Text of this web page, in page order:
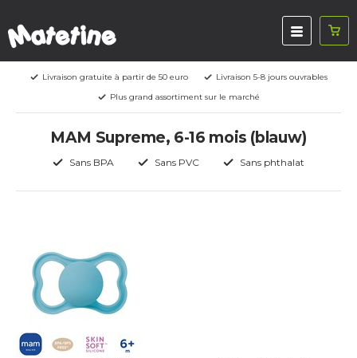
Livraison gratuite à partir de 50 euro
Livraison 5-8 jours ouvrables
Plus grand assortiment sur le marché
MAM Supreme, 6-16 mois (blauw)
Sans BPA Sans PVC Sans phthalat